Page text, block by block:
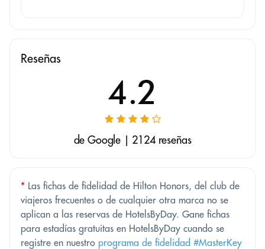
Reseñas
4.2
de Google | 2124 reseñas
* Las fichas de fidelidad de Hilton Honors, del club de
viajeros frecuentes o de cualquier otra marca no se
aplican a las reservas de HotelsByDay. Gane fichas
para estadías gratuitas en HotelsByDay cuando se
registre en nuestro programa de fidelidad #MasterKey